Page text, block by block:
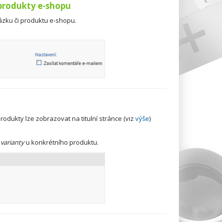
e-shopu
či produktu e-shopu.
lze zobrazovat na titulní stránce (viz výše)
variantyu konkrétního produktu.